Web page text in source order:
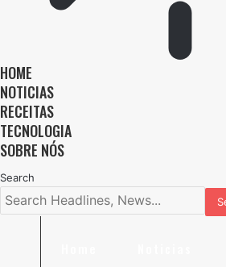
HOME
NOTICIAS
RECEITAS
TECNOLOGIA
SOBRE NÓS
Search